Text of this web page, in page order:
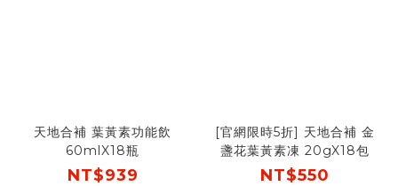
天地合補 葉黃素功能飲
60mlX18瓶
NT$939
[官網限時5折] 天地合補 金
盞花葉黃素凍 20gX18包
NT$550